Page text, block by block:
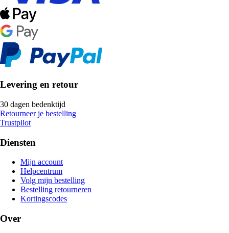
Levering en retour
30 dagen bedenktijd
Retourneer je bestelling
Trustpilot
Diensten
Mijn account
Helpcentrum
Volg mijn bestelling
Bestelling retourneren
Kortingscodes
Over